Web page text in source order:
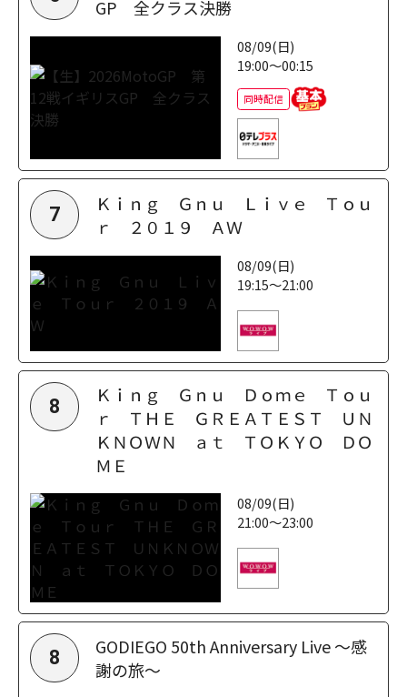
GP 全クラス決勝
08/09(日)
19:00～00:15
同時配信
7
Ｋｉｎｇ Ｇｎｕ Ｌｉｖｅ Ｔｏｕ
ｒ ２０１９ ＡＷ
08/09(日)
19:15～21:00
8
Ｋｉｎｇ Ｇｎｕ Ｄｏｍｅ Ｔｏｕ
ｒ ＴＨＥ ＧＲＥＡＴＥＳＴ ＵＮ
ＫＮＯＷＮ ａｔ ＴＯＫＹＯ ＤＯ
ＭＥ
08/09(日)
21:00～23:00
8
GODIEGO 50th Anniversary Live ～感
謝の旅～